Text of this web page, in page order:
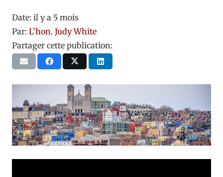
Date: il y a 5 mois
Par: L'hon. Judy White
Partager cette publication: